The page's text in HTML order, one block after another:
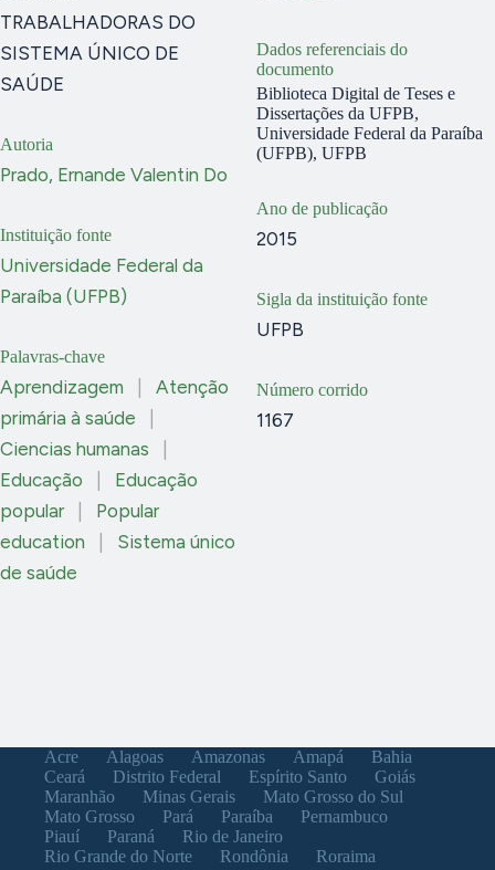
TRABALHADORAS DO
SISTEMA ÚNICO DE
SAÚDE
Autoria
Prado, Ernande Valentin Do
Instituição fonte
Universidade Federal da
Paraíba (UFPB)
Palavras-chave
Aprendizagem
Atenção
primária à saúde
Ciencias humanas
Educação
Educação
popular
Popular
education
Sistema único
de saúde
Dados referenciais do
documento
Biblioteca Digital de Teses e
Dissertações da UFPB,
Universidade Federal da Paraíba
(UFPB), UFPB
Ano de publicação
2015
Sigla da instituição fonte
UFPB
Número corrido
1167
Acre Alagoas Amazonas Amapá
Bahia
Ceará
Distrito Federal Espírito Santo
Goiás
Maranhão
Minas Gerais
Mato Grosso do Sul
Mato Grosso
Pará Paraíba
Pernambuco
Piauí
Paraná
Rio de Janeiro
Rio Grande do Norte
Rondônia
Roraima